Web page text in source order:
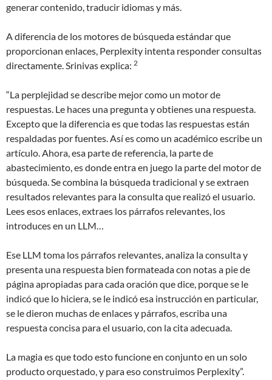
generar contenido, traducir idiomas y más.
A diferencia de los motores de búsqueda estándar que
proporcionan enlaces, Perplexity intenta responder consultas
directamente. Srinivas explica: 2
“La perplejidad se describe mejor como un motor de
respuestas. Le haces una pregunta y obtienes una respuesta.
Excepto que la diferencia es que todas las respuestas están
respaldadas por fuentes. Así es como un académico escribe un
artículo. Ahora, esa parte de referencia, la parte de
abastecimiento, es donde entra en juego la parte del motor de
búsqueda. Se combina la búsqueda tradicional y se extraen
resultados relevantes para la consulta que realizó el usuario.
Lees esos enlaces, extraes los párrafos relevantes, los
introduces en un LLM…
Ese LLM toma los párrafos relevantes, analiza la consulta y
presenta una respuesta bien formateada con notas a pie de
página apropiadas para cada oración que dice, porque se le
indicó que lo hiciera, se le indicó esa instrucción en particular,
se le dieron muchas de enlaces y párrafos, escriba una
respuesta concisa para el usuario, con la cita adecuada.
La magia es que todo esto funcione en conjunto en un solo
producto orquestado, y para eso construimos Perplexity”.